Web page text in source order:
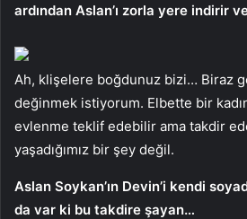
ardından Aslan’ı zorla yere indirir
Ah, klişelere boğdunuz bizi… Biraz
değinmek istiyorum. Elbette bir
evlenme teklif edebilir ama takdir
yaşadığımız bir şey değil.
Aslan Soykan’ın Devin’i kendi
da var ki bu takdire şayan…